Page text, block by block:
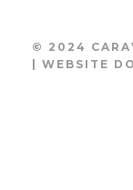
© 2024
| WEBSITE